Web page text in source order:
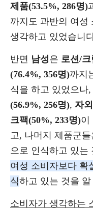
제품(53.5%, 286명)
까지도 과반의 여성
생각하고 있었습니
반면 남성은 로션/크
(76.4%, 356명)까지
식을 하고 있었으나
(56.9%, 256명), 자
크팩(50%, 233명)이
고, 나머지 제품군
으로 인식하고 있는
여성 소비자보다 확
식하고 있는 것을
소비자가 생각하는